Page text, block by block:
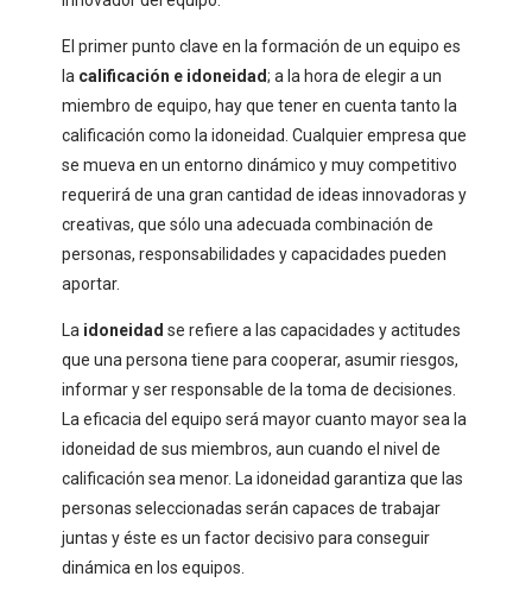
El primer punto clave en la formación de un equipo es
la calificación e idoneidad; a la hora de elegir a un
miembro de equipo, hay que tener en cuenta tanto la
calificación como la idoneidad. Cualquier empresa que
se mueva en un entorno dinámico y muy competitivo
requerirá de una gran cantidad de ideas innovadoras y
creativas, que sólo una adecuada combinación de
personas, responsabilidades y capacidades pueden
aportar.
La idoneidad se refiere a las capacidades y actitudes
que una persona tiene para cooperar, asumir riesgos,
informar y ser responsable de la toma de decisiones.
La eficacia del equipo será mayor cuanto mayor sea la
idoneidad de sus miembros, aun cuando el nivel de
calificación sea menor. La idoneidad garantiza que las
personas seleccionadas serán capaces de trabajar
juntas y éste es un factor decisivo para conseguir
dinámica en los equipos.